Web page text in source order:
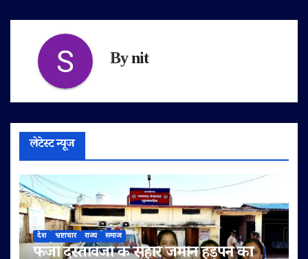
Bynit
लेटेस्ट न्यूज
देश भ्रष्टाचार राज्य समाज